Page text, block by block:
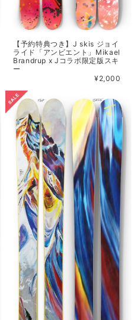
【予約特典つき】J skis ジョイ
ライド「アンビエント」Mikael
Brandrup x Jコラボ限定版スキ
ー
¥2,000